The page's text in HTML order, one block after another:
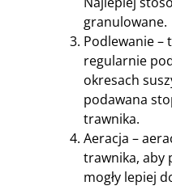
granulowane.
Podlewanie –
regularnie
okresach
podawana
trawnika.
Aeracja –
trawnika, aby
mogły lepiej